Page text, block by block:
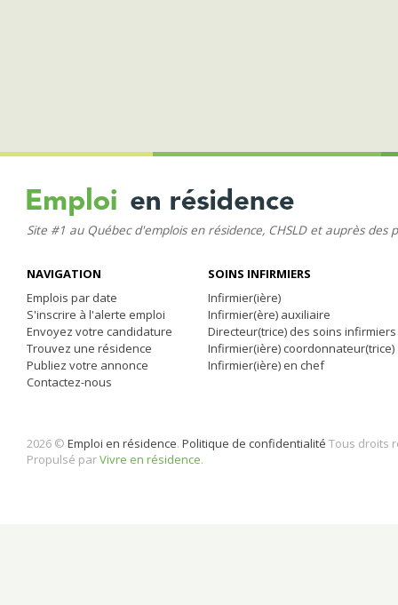
Site #1 au Québec d'emplois en résidence, CHSLD et auprès des
NAVIGATION
Emplois par date
S'inscrire à l'alerte emploi
Envoyez votre candidature
Trouvez une résidence
Publiez votre annonce
Contactez-nous
SOINS INFIRMIERS
Infirmier(ière)
Infirmier(ère) auxiliaire
Directeur(trice) des soins infirmiers
Infirmier(ière) coordonnateur(trice)
Infirmier(ière) en chef
2026 © Emploi en résidence. Politique de confidentialité Tous droits
Propulsé parVivre en résidence.